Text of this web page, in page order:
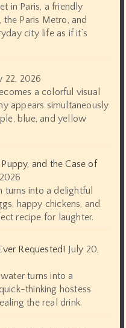
in Paris, a friendly
Paris Metro, and
city life as if it’s
22, 2026
a colorful visual
appears simultaneously
blue, and yellow
and the Case of
turns into a delightful
happy chickens, and
recipe for laughter.
Requested! July 20,
turns into a
thinking hostess
the real drink.